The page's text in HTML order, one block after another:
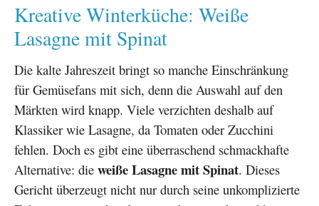
Kreative Winterküche: Weiße
Lasagne mit Spinat
Die kalte Jahreszeit bringt so manche Einschränkung
für Gemüsefans mit sich, denn die Auswahl auf den
Märkten wird knapp. Viele verzichten deshalb auf
Klassiker wie Lasagne, da Tomaten oder Zucchini
fehlen. Doch es gibt eine überraschend schmackhafte
Alternative: die weiße Lasagne mit Spinat. Dieses
Gericht überzeugt nicht nur durch seine unkomplizierte